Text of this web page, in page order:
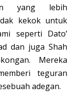
yang lebih
kekok untuk
seperti Dato’
dan juga Shah
Mereka
teguran
adegan.